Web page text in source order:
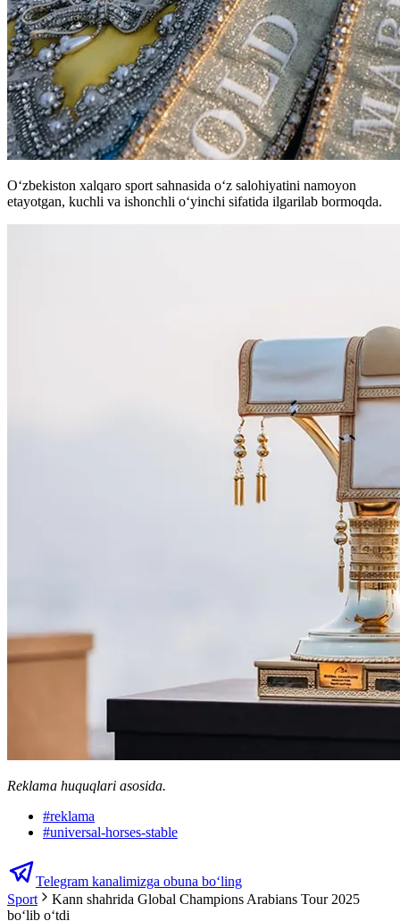
O‘zbekiston xalqaro sport sahnasida o‘z salohiyatini namoyon
etayotgan, kuchli va ishonchli o‘yinchi sifatida ilgarilab bormoqda.
Reklama huquqlari asosida.
#reklama
#universal-horses-stable
Telegram kanalimizga obuna bo‘ling
Sport
Kann shahrida Global Champions Arabians Tour 2025
bo‘lib o‘tdi